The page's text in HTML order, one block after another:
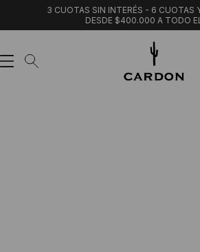
3 CUOTAS SIN INTERÉS - 6 CUOTAS
DESDE $400.000 A TODO